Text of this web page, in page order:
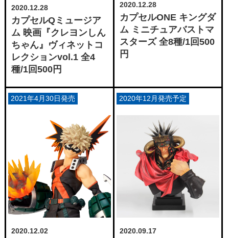
2020.12.28
カプセルQミュージア
ム 映画『クレヨンしん
ちゃん』ヴィネットコ
レクションvol.1 全4
種/1回500円
2020.12.28
カプセルONE キングダ
ム ミニチュアバストマ
スターズ 全8種/1回500
円
2020.12.02
2021年4月30日発売
2020.09.17
2020年12月発売予定